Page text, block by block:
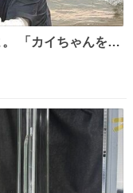
い
ぞ。」って。